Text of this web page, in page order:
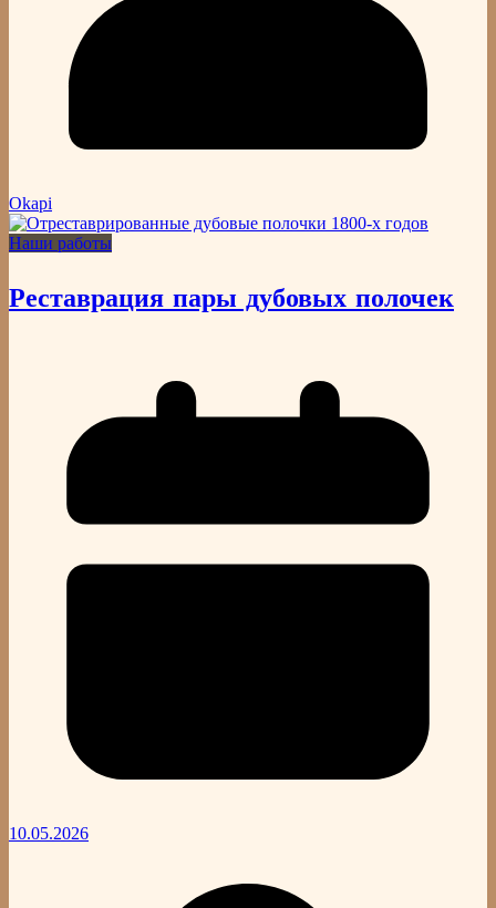
Okapi
Наши работы
Реставрация пары дубовых полочек
10.05.2026